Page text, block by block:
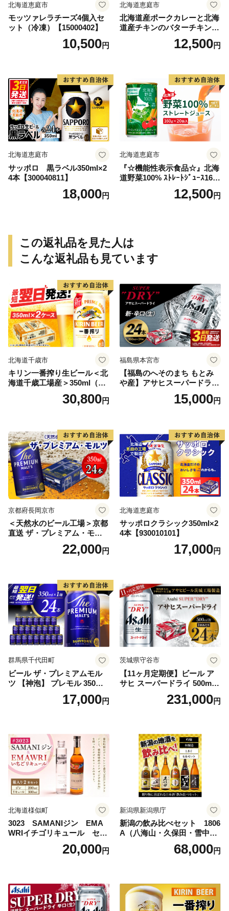
北海道恵庭市
モッツァレラチーズ4個入セ
ット（冷凍）【15000402】
10,500円
北海道恵庭市
北海道産ポークカレーと北海
道産チキンのバターチキンマ
サラと北海道産のチキンカレ
ーセット（各350g×1人前）
12,500円
北海道恵庭市
サッポロ 黒ラベル350ml×2
4本【300040811】
18,000円
北海道恵庭市
『☆機能性表示食品☆』北海
道野菜100% ｽﾄﾚｰﾄｼﾞｭｰｽ160
g×20缶入【06001002】
12,500円
この返礼品を見た人は
こんな返礼品も見ています
北海道千歳市
キリン一番搾り生ビール＜北
海道千歳工場産＞350ml（24
30,800円
福島県本宮市
【福島のへそのまち もとみ
や産】アサヒスーパードライ
350ml×24本 合計8.4L 1ケー
ス アルコール度数5% 缶ビー
口 送料無料 カメイ 本宮市
【07214-0206】
15,000円
京都府長岡京市
＜天然水のビール工場＞京都
直送 ザ・プレミアム・モル
ツ 350ml×24本 プレモル [149
22,000円
北海道恵庭市
サッポロクラシック350ml×2
4本【930010101】
17,000円
群馬県千代田町
ビール ザ・プレミアムモル
ツ 【神泡】 プレモル 350ml
× 24本 サントリー〈天然水の
ビール工場〉群馬※沖縄・離
17,000円
茨城県守谷市
【11ヶ月定期便】ビール ア
サヒ スーパードライ 500ml 2
4本 1ケース×11ヶ月 | アサヒ
ビール 究極の辛口 酒 お酒 ア
uper dry 11回 缶ビール 缶 ギ
フト 内祝い 茨城県守谷市 送
料無料
231,000円
北海道様似町
3023 SAMANIジン EMA
WRIイチゴリキュール セッ
ト（箱入り）【大人の味 酒
お酒 洋酒 スピリッツ クラフ
セット 詰め合わせ カクテル
ソーダ割り アルコール ロッ
ク ソーダ ジントニック 】
20,000円
新潟県新潟県庁
新潟の飲み比べセット 1806
A（八海山・久保田・雪中
梅・越乃寒梅・かたふね・千
68,000円